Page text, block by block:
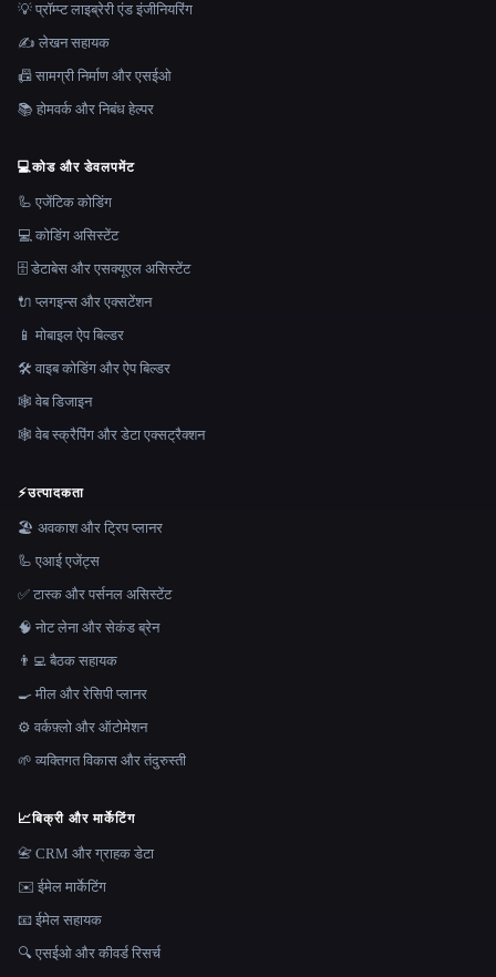
💡 प्रॉम्प्ट लाइब्रेरी एंड इंजीनियरिंग
✍️ लेखन सहायक
📠 सामग्री निर्माण और एसईओ
📚 होमवर्क और निबंध हेल्पर
💻कोड और डेवलपमेंट
🦾 एजेंटिक कोडिंग
💻 कोडिंग असिस्टेंट
🗄️ डेटाबेस और एसक्यूएल असिस्टेंट
🔌 प्लगइन्स और एक्सटेंशन
📱 मोबाइल ऐप बिल्डर
🛠️ वाइब कोडिंग और ऐप बिल्डर
🕸 वेब डिजाइन
🕸️ वेब स्क्रैपिंग और डेटा एक्सट्रैक्शन
⚡उत्पादकता
🏖 अवकाश और ट्रिप प्लानर
🦾 एआई एजेंट्स
✅ टास्क और पर्सनल असिस्टेंट
🧠 नोट लेना और सेकंड ब्रेन
👨‍💻 बैठक सहायक
🍳 मील और रेसिपी प्लानर
⚙️ वर्कफ़्लो और ऑटोमेशन
🌱 व्यक्तिगत विकास और तंदुरुस्ती
📈बिक्री और मार्केटिंग
📇 CRM और ग्राहक डेटा
✉️ ईमेल मार्केटिंग
📧 ईमेल सहायक
🔍 एसईओ और कीवर्ड रिसर्च